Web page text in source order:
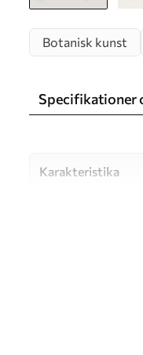
Botanisk kunst
Specifikationer
Karakteristika